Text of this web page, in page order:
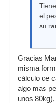
el
su
Gracias
misma
cálculo de
algo mas
unos